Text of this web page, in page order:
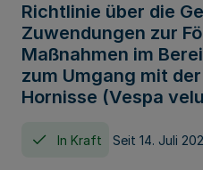
Richtlinie über die
Zuwendungen zur
Maßnahmen im
zum Umgang mit
Hornisse (Vespa
In Kraft Seit 14. Juli